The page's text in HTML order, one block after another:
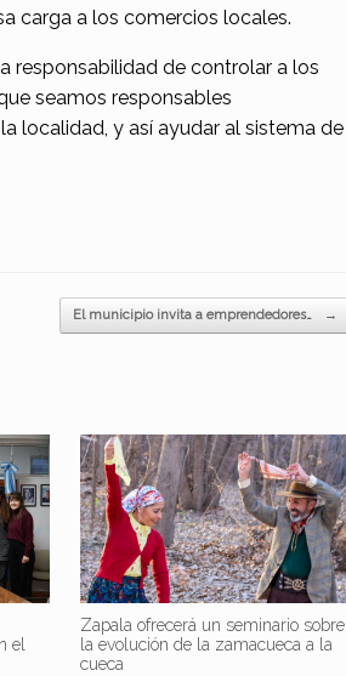
carga a los comercios locales.
responsabilidad de controlar a los
seamos responsables
localidad, y así ayudar al sistema de
El municipio invita a emprendedores… →
el
Zapala ofrecerá un seminario sobre
la evolución de la zamacueca a la
cueca